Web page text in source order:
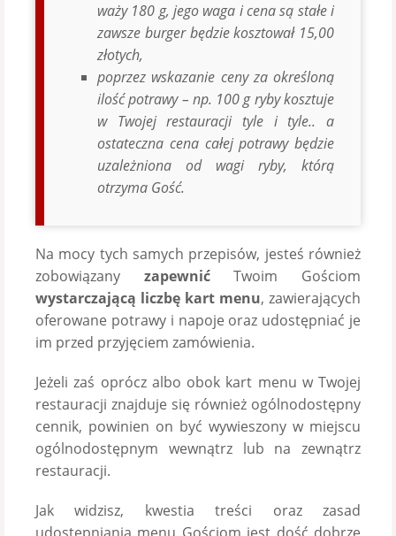
waży 180 g, jego waga i cena są stałe i
zawsze burger będzie kosztował 15,00
złotych,
poprzez wskazanie ceny za określoną
ilość potrawy – np. 100 g ryby kosztuje
w Twojej restauracji tyle i tyle.. a
ostateczna cena całej potrawy będzie
uzależniona od wagi ryby, którą
otrzyma Gość.
Na mocy tych samych przepisów, jesteś również
zobowiązany zapewnićTwoim Gościom
wystarczającą liczbę kart menu, zawierających
oferowane potrawy i napoje oraz udostępniać je
im przed przyjęciem zamówienia.
Jeżeli zaś oprócz albo obok kart menu w Twojej
restauracji znajduje się również ogólnodostępny
cennik, powinien on być wywieszony w miejscu
ogólnodostępnym wewnątrz lub na zewnątrz
restauracji.
Jak widzisz, kwestia treści oraz zasad